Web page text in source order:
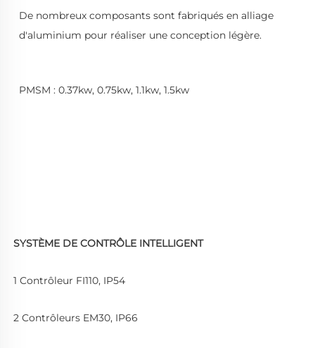
De nombreux composants sont fabriqués en alliage
d'aluminium pour réaliser une conception légère.
PMSM : 0.37kw, 0.75kw, 1.1kw, 1.5kw
SYSTÈME DE CONTRÔLE INTELLIGENT
1 Contrôleur FI110, IP54
2 Contrôleurs EM30, IP66